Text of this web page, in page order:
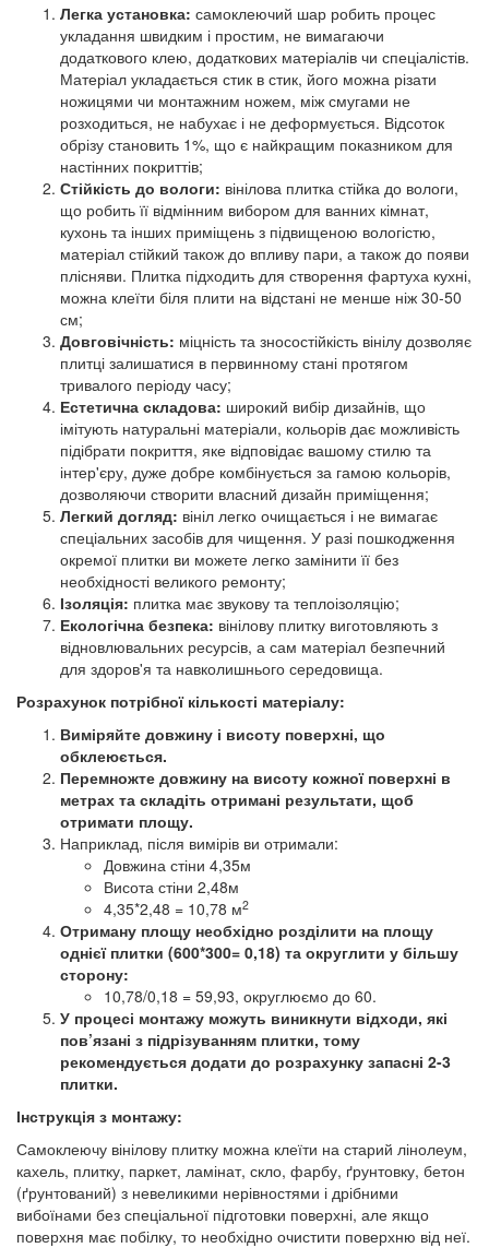
Легка установка: самоклеючий шар робить процес
укладання швидким і простим, не вимагаючи
додаткового клею, додаткових матеріалів чи спеціалістів.
Матеріал укладається стик в стик, його можна різати
ножицями чи монтажним ножем, між смугами не
розходиться, не набухає і не деформується. Відсоток
обрізу становить 1%, що є найкращим показником для
настінних покриттів;
Стійкість до вологи: вінілова плитка стійка до вологи,
що робить її відмінним вибором для ванних кімнат,
кухонь та інших приміщень з підвищеною вологістю,
матеріал стійкий також до впливу пари, а також до появи
плісняви. Плитка підходить для створення фартуха кухні,
можна клеїти біля плити на відстані не менше ніж 30-50
см;
Довговічність: міцність та зносостійкість вінілу дозволяє
плитці залишатися в первинному стані протягом
тривалого періоду часу;
Естетична складова: широкий вибір дизайнів, що
імітують натуральні матеріали, кольорів дає можливість
підібрати покриття, яке відповідає вашому стилю та
інтер'єру, дуже добре комбінується за гамою кольорів,
дозволяючи створити власний дизайн приміщення;
Легкий догляд: вініл легко очищається і не вимагає
спеціальних засобів для чищення. У разі пошкодження
окремої плитки ви можете легко замінити її без
необхідності великого ремонту;
Ізоляція: плитка має звукову та теплоізоляцію;
Екологічна безпека: вінілову плитку виготовляють з
відновлювальних ресурсів, а сам матеріал безпечний
для здоров'я та навколишнього середовища.
Розрахунок потрібної кількості матеріалу:
Виміряйте довжину і висоту поверхні, що
обклеюється.
Перемножте довжину на висоту кожної поверхні в
метрах та складіть отримані результати, щоб
отримати площу.
Наприклад, після вимірів ви отримали:
Довжина стіни 4,35м
Висота стіни 2,48м
4,35*2,48 = 10,78 м2
Отриману площу необхідно розділити на площу
однієї плитки (600*300= 0,18) та округлити у більшу
сторону:
10,78/0,18 = 59,93, округлюємо до 60.
У процесі монтажу можуть виникнути відходи, які
пов’язані з підрізуванням плитки, тому
рекомендується додати до розрахунку запасні 2-3
плитки.
Інструкція з монтажу:
Самоклеючу вінілову плитку можна клеїти на старий лінолеум,
кахель, плитку, паркет, ламінат, скло, фарбу, ґрунтовку, бетон
(ґрунтований) з невеликими нерівностями і дрібними
вибоїнами без спеціальної підготовки поверхні, але якщо
поверхня має побілку, то необхідно очистити поверхню від неї.